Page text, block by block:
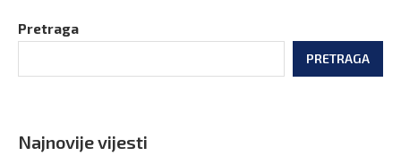
Pretraga
PRETRAGA
Najnovije vijesti